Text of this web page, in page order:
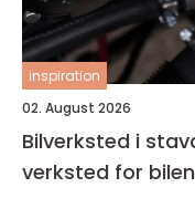
inspiration
02. August 2026
Bilverksted i
verksted for